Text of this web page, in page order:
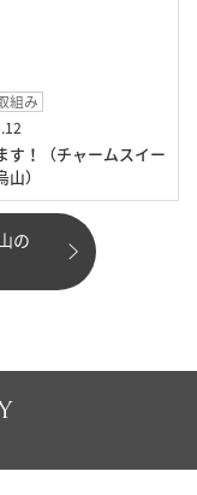
組み
す！（チャームスイー
）
の